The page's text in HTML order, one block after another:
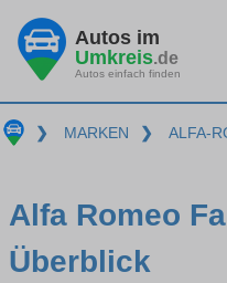
Autos im
Umkreis.de
Autos einfach finden
❯ MARKEN ❯ ALFA-
Alfa Romeo
Überblick